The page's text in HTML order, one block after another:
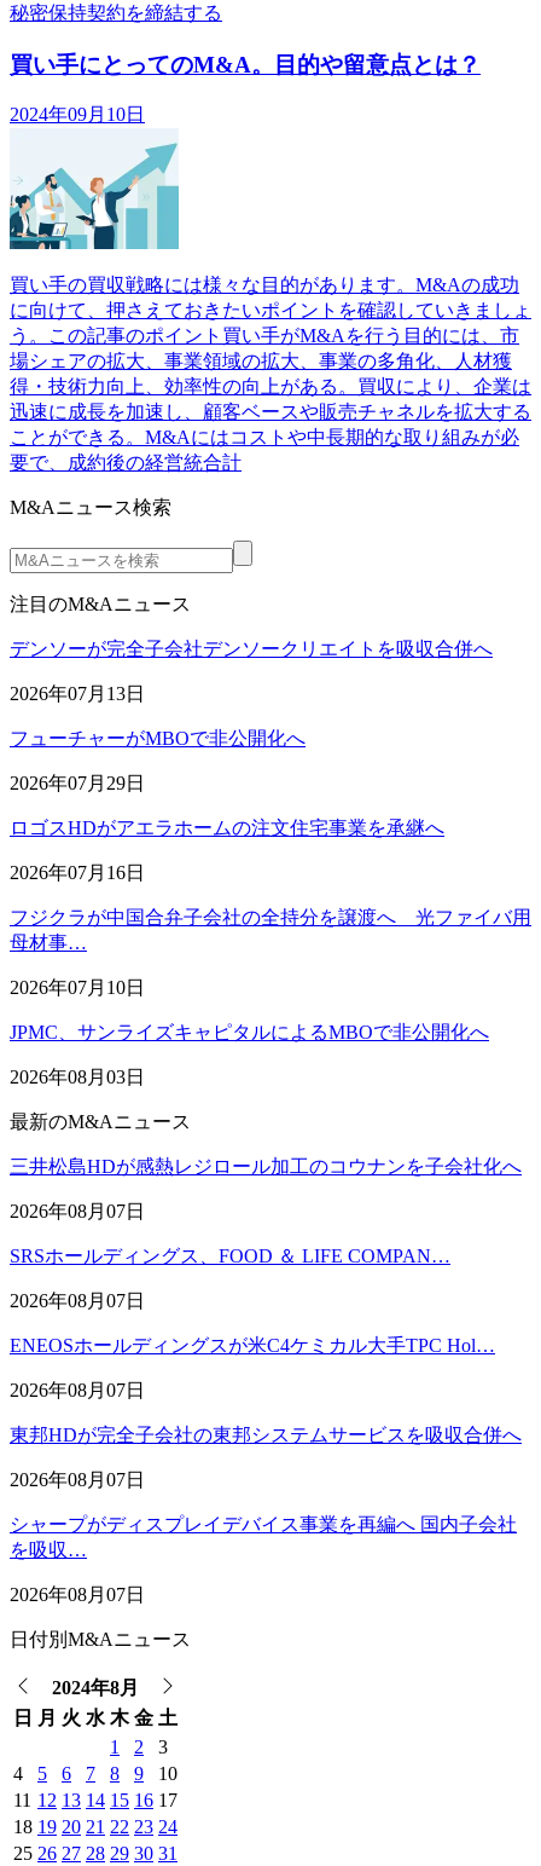
秘密保持契約を締結する
買い手にとってのM&A。目的や留意点とは？
2024年09月10日
買い手の買収戦略には様々な目的があります。M&Aの成功
に向けて、押さえておきたいポイントを確認していきましょ
う。この記事のポイント買い手がM&Aを行う目的には、市
場シェアの拡大、事業領域の拡大、事業の多角化、人材獲
得・技術力向上、効率性の向上がある。買収により、企業は
迅速に成長を加速し、顧客ベースや販売チャネルを拡大する
ことができる。M&Aにはコストや中長期的な取り組みが必
要で、成約後の経営統合計
M&Aニュース検索
注目のM&Aニュース
デンソーが完全子会社デンソークリエイトを吸収合併へ
2026年07月13日
フューチャーがMBOで非公開化へ
2026年07月29日
ロゴスHDがアエラホームの注文住宅事業を承継へ
2026年07月16日
フジクラが中国合弁子会社の全持分を譲渡へ 光ファイバ用
母材事…
2026年07月10日
JPMC、サンライズキャピタルによるMBOで非公開化へ
2026年08月03日
最新のM&Aニュース
三井松島HDが感熱レジロール加工のコウナンを子会社化へ
2026年08月07日
SRSホールディングス、FOOD ＆ LIFE COMPAN…
2026年08月07日
ENEOSホールディングスが米C4ケミカル大手TPC Hol…
2026年08月07日
東邦HDが完全子会社の東邦システムサービスを吸収合併へ
2026年08月07日
シャープがディスプレイデバイス事業を再編へ 国内子会社
を吸収…
2026年08月07日
日付別M&Aニュース
2024年8月
日
月 火 水 木 金 土
1
2
3
4
5 6 7 8 9
10
11 12 13 14 15 16 17
18 19 20 21 22 23 24
25 26 27 28 29 30 31